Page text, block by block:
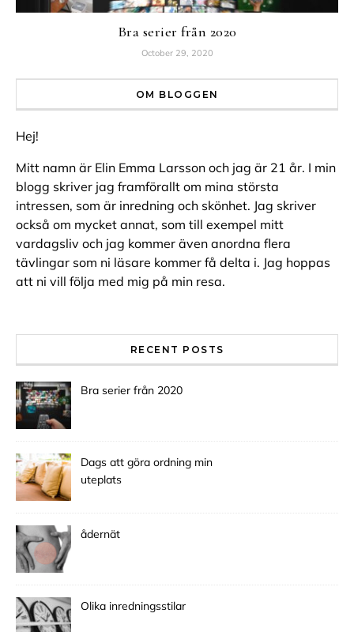
Bra serier från 2020
October 29, 2020
OM BLOGGEN
Hej!
Mitt namn är Elin Emma Larsson och jag är 21 år. I min
blogg skriver jag framförallt om mina största
intressen, som är inredning och skönhet. Jag skriver
också om mycket annat, som till exempel mitt
vardagsliv och jag kommer även anordna flera
tävlingar som ni läsare kommer få delta i. Jag hoppas
att ni vill följa med mig på min resa.
RECENT POSTS
Bra serier från 2020
Dags att göra ordning min
uteplats
ådernät
Olika inredningsstilar